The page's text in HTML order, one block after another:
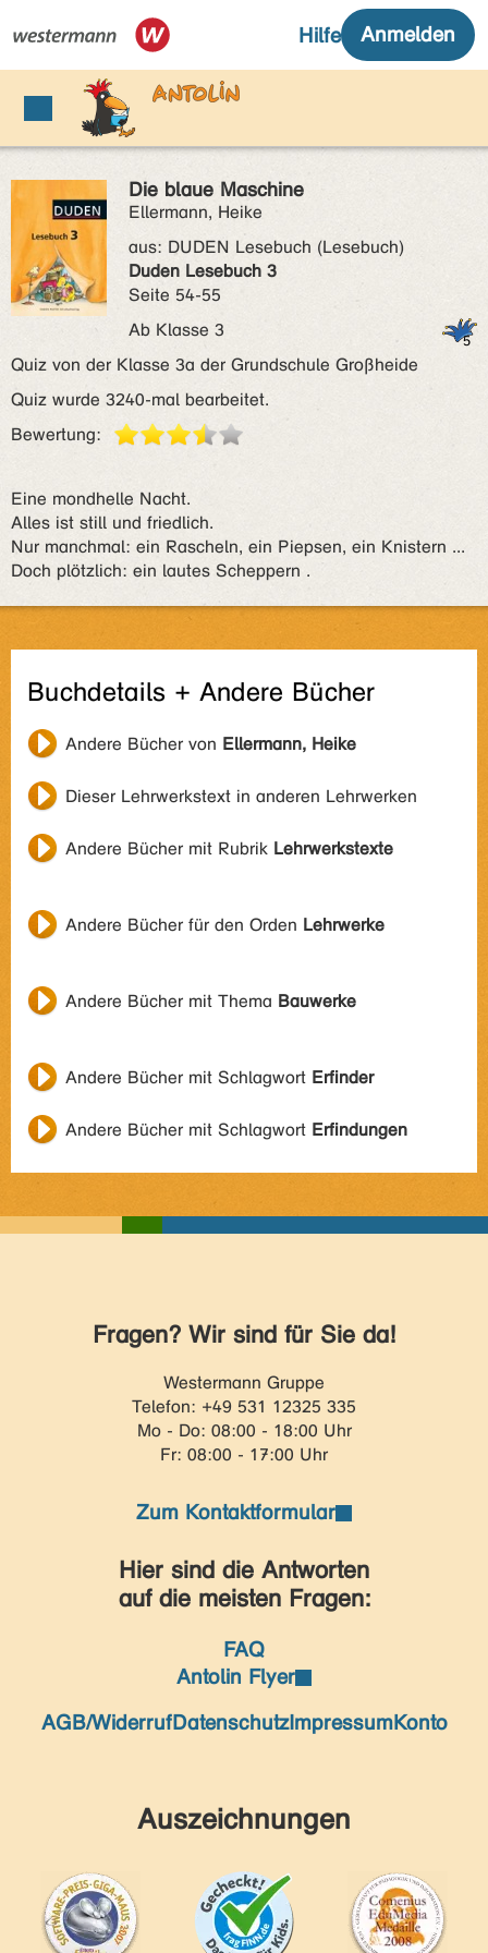
Die blaue Maschine
Ellermann, Heike
aus: DUDEN Lesebuch (Lesebuch)
Duden Lesebuch 3
Seite 54-55
Ab Klasse 3
Quiz von der Klasse 3a der Grundschule Großheide
Quiz wurde 3240-mal bearbeitet.
Bewertung:
Eine mondhelle Nacht.
Alles ist still und friedlich.
Nur manchmal: ein Rascheln, ein Piepsen, ein Knistern ...
Doch plötzlich: ein lautes Scheppern .
Buchdetails + Andere Bücher
Andere Bücher von Ellermann, Heike
Dieser Lehrwerkstext in anderen Lehrwerken
Andere Bücher mit Rubrik Lehrwerkstexte
Andere Bücher für den Orden Lehrwerke
Andere Bücher mit Thema Bauwerke
Andere Bücher mit Schlagwort Erfinder
Andere Bücher mit Schlagwort Erfindungen